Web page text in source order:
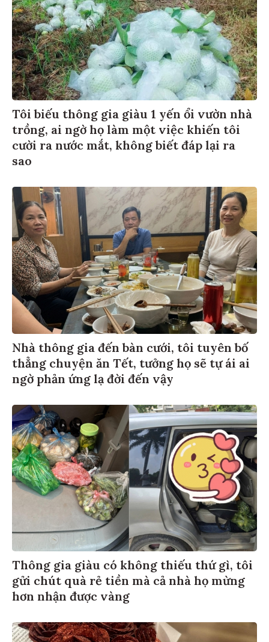
Tôi biếu thông gia giàu 1 yến ổi vườn nhà
trồng, ai ngờ họ làm một việc khiến tôi
cười ra nước mắt, không biết đáp lại ra
sao
Nhà thông gia đến bàn cưới, tôi tuyên bố
thẳng chuyện ăn Tết, tưởng họ sẽ tự ái ai
ngờ phản ứng lạ đời đến vậy
Thông gia giàu có không thiếu thứ gì, tôi
gửi chút quà rẻ tiền mà cả nhà họ mừng
hơn nhận được vàng